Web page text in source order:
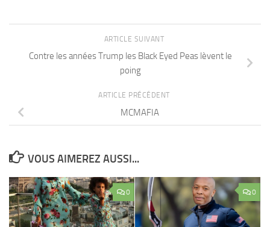
ARTICLE SUIVANT
Contre les années Trump les Black Eyed Peas lèvent le
poing
ARTICLE PRÉCÉDENT
MCMAFIA
VOUS AIMEREZ AUSSI...
0 0